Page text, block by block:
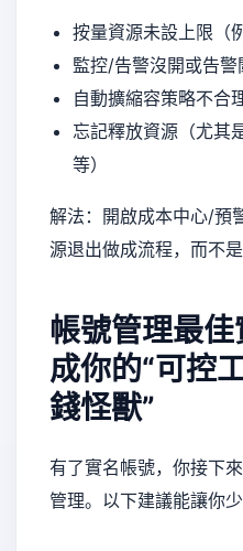
按量資源未設上限（
監控/告警沒開或告警
自動擴縮容策略不合
忘記釋放資源（尤其
等）
解法：開啟成本中心/預
源退出做成流程，而不是
帳號管理最
成你的“可控
錢怪獸”
有了實名帳號，你接下
管理。以下建議能讓你